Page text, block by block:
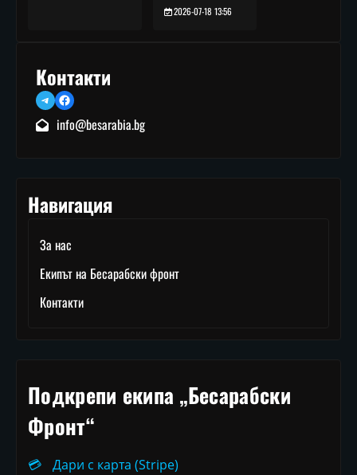
2026-07-18 13:56
Контакти
TelegramFacebook
info@besarabia.bg
Навигация
За нас
Екипът на Бесарабски фронт
Контакти
Подкрепи екипа „Бесарабски
Фронт“
💳
Дари с карта (Stripe)